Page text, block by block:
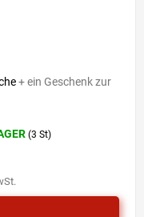
+ ein Geschenk zur
(3 St)